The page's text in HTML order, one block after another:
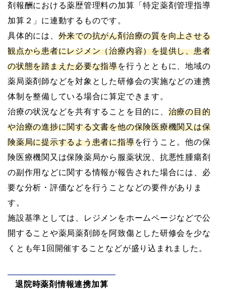
剤報酬における薬歴管理料の加算「特定薬剤管理指導
加算２」に連動するものです。
具体的には、 外来での抗がん剤治療の質を向上させる
観点から患者にレジメン（治療内容）を提供し、患者
の状態を踏まえた必要な指導を行うとともに、地域の
薬局薬剤師などを対象とした研修会の実施などの連携
体制を整備している場合に算定できます。
治療の状況などを共有することを目的に、 治療の目的
や治療の進捗に関する文書を他の保険医療機関又は保
険薬局に提示するよう患者に指導を行うこと。他の保
険医療機関又は保険薬局から服薬状況、抗悪性腫瘍剤
の副作用などに関する情報が報告された場合には、必
要な分析・評価などを行うことなどの要件がありま
す。
施設基準としては、レジメンをホームページなどで公
開することや薬局薬剤師を阿致傷とした研修会を少な
くとも年1回開催することなどが盛り込まれました。
退院時薬剤情報連携加算